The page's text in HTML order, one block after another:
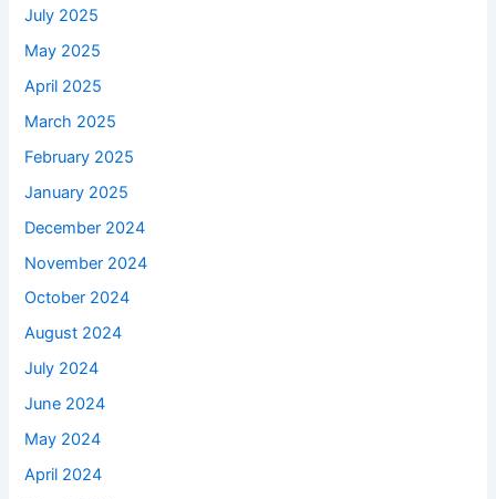
July 2025
May 2025
April 2025
March 2025
February 2025
January 2025
December 2024
November 2024
October 2024
August 2024
July 2024
June 2024
May 2024
April 2024